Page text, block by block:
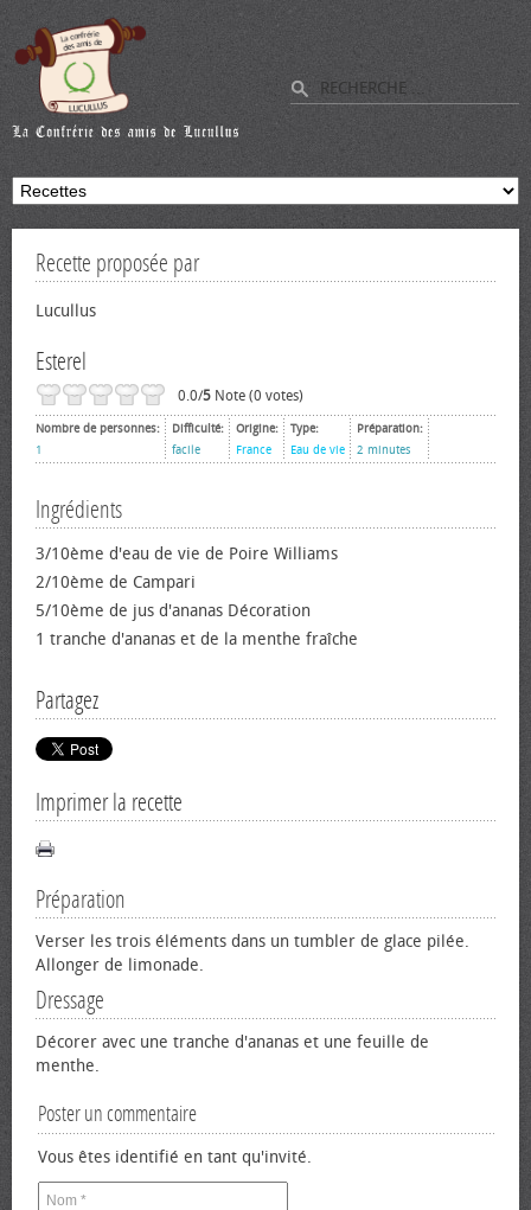
Recette proposée par
Lucullus
Esterel
0.0/5 Note (0 votes)
Nombre de personnes:
1
Difficulté:
facile
Origine:
France
Type:
Eau de vie
Préparation:
2 minutes
Ingrédients
3/10ème d'eau de vie de Poire Williams
2/10ème de Campari
5/10ème de jus d'ananas Décoration
1 tranche d'ananas et de la menthe fraîche
Partagez
Imprimer la recette
Préparation
Verser les trois éléments dans un tumbler de glace pilée.
Allonger de limonade.
Dressage
Décorer avec une tranche d'ananas et une feuille de
menthe.
Poster un commentaire
Vous êtes identifié en tant qu'invité.